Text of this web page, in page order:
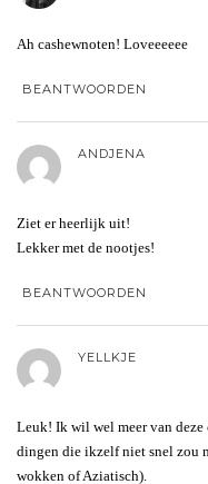
Ah cashewnoten! Loveeeeee
BEANTWOORDEN
ANDJENA
Ziet er heerlijk uit!
Lekker met de nootjes!
BEANTWOORDEN
YELLKJE
Leuk! Ik wil wel meer van
dingen die ikzelf niet snel zou
wokken of Aziatisch).